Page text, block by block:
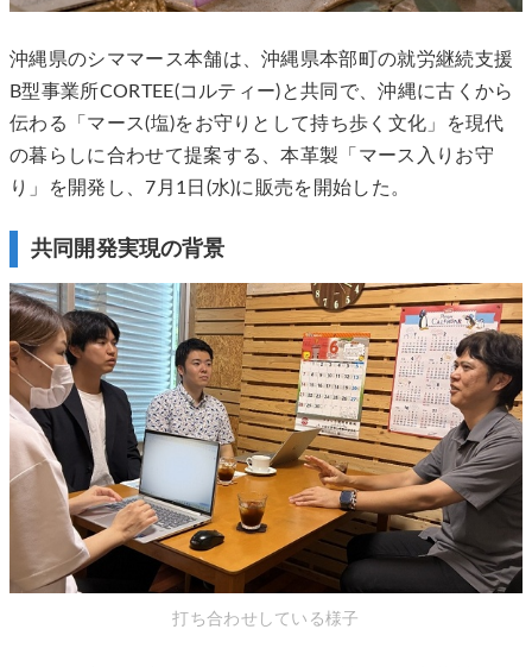
沖縄県のシママース本舗は、沖縄県本部町の就労継続支援
B型事業所CORTEE(コルティー)と共同で、沖縄に古くから
伝わる「マース(塩)をお守りとして持ち歩く文化」を現代
の暮らしに合わせて提案する、本革製「マース入りお守
り」を開発し、7月1日(水)に販売を開始した。
共同開発実現の背景
打ち合わせしている様子